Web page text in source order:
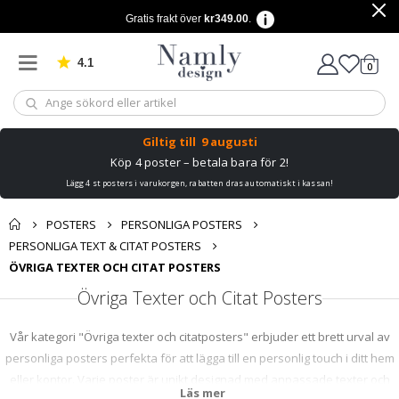
Gratis frakt över kr349.00.
4.1 Baserat på 1032 betyg 0
Giltig till 9 augusti
Köp 4 poster – betala bara för 2!
Lägg 4 st posters i varukorgen, rabatten dras automatiskt i kassan!
POSTERS
PERSONLIGA POSTERS
PERSONLIGA TEXT & CITAT POSTERS
ÖVRIGA TEXTER OCH CITAT POSTERS
Övriga Texter och Citat Posters
Vår kategori "Övriga texter och citatposters" erbjuder ett brett urval av
personliga posters perfekta för att lägga till en personlig touch i ditt hem
eller kontor. Varje poster är unikt designad med anpassade texter och
Läs mer